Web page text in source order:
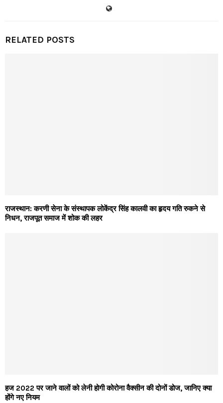
RELATED POSTS
राजस्थान: करणी सेना के संस्थापक लोकेंद्र सिंह कालवी का हृदय गति रुकने से
निधन, राजपूत समाज में शोक की लहर
हज 2022 पर जाने वालों को लेनी होगी कोरोना वैक्सीन की दोनों डोज, जानिए क्या
होंगे नए नियम